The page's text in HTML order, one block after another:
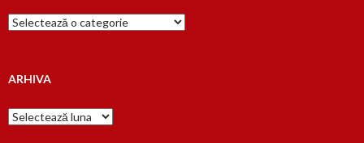
Cauta
dupa…
ARHIVA
Arhiva